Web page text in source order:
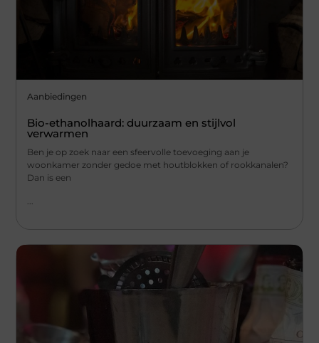
Aanbiedingen
Bio-ethanolhaard: duurzaam en stijlvol
verwarmen
Ben je op zoek naar een sfeervolle toevoeging aan je
woonkamer zonder gedoe met houtblokken of rookkanalen?
Dan is een